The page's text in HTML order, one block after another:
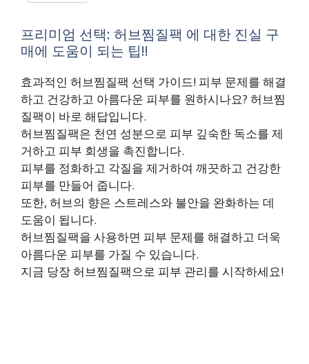
프리미엄 선택: 허브찜질팩 에 대한 진실 구
매에 도움이 되는 팁!!
효과적인 허브찜질팩 선택 가이드! 피부 문제를 해결
하고 건강하고 아름다운 피부를 원하시나요? 허브찜
질팩이 바로 해답입니다.
허브찜질팩은 천연 성분으로 피부 깊숙한 독소를 제
거하고 피부 회생을 촉진합니다.
피부를 정화하고 각질을 제거하여 깨끗하고 건강한
피부를 만들어 줍니다.
또한, 허브의 향은 스트레스와 불안을 완화하는 데
도움이 됩니다.
허브찜질팩을 사용하면 피부 문제를 해결하고 더욱
아름다운 피부를 가질 수 있습니다.
지금 당장 허브찜질팩으로 피부 관리를 시작하세요!